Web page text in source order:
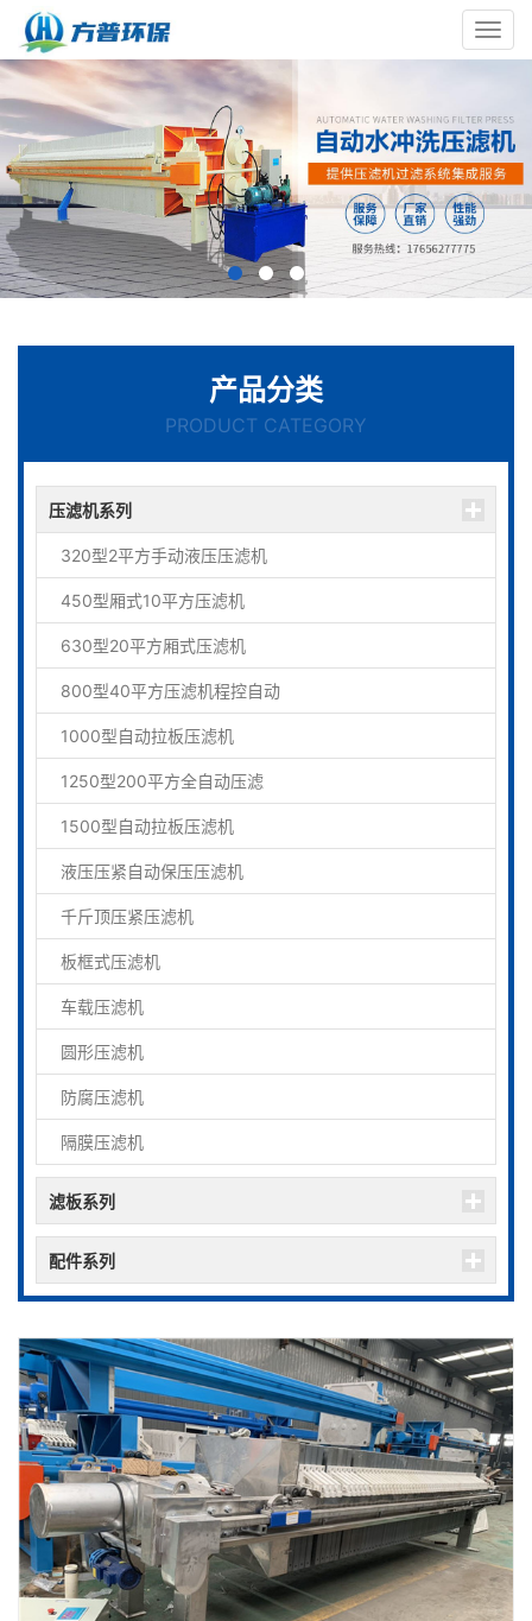
产品分类
PRODUCT CATEGORY
压滤机系列
320型2平方手动液压压滤机
450型厢式10平方压滤机
630型20平方厢式压滤机
800型40平方压滤机程控自动
1000型自动拉板压滤机
1250型200平方全自动压滤
1500型自动拉板压滤机
液压压紧自动保压压滤机
千斤顶压紧压滤机
板框式压滤机
车载压滤机
圆形压滤机
防腐压滤机
隔膜压滤机
滤板系列
配件系列